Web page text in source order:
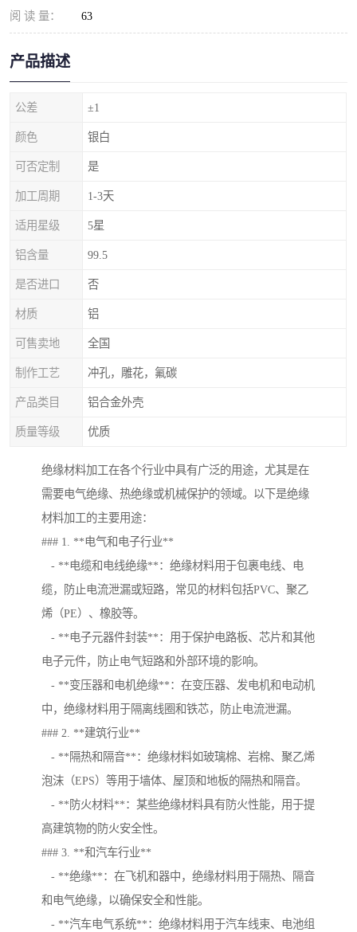
阅 读 量： 63
产品描述
公差 ±1
颜色 银白
可否定制 是
加工周期 1-3天
适用星级 5星
铝含量 99.5
是否进口 否
材质 铝
可售卖地 全国
制作工艺 冲孔，雕花，氟碳
产品类目 铝合金外壳
质量等级 优质
绝缘材料加工在各个行业中具有广泛的用途，尤其是在
需要电气绝缘、热绝缘或机械保护的领域。以下是绝缘
材料加工的主要用途：
### 1. **电气和电子行业**
- **电缆和电线绝缘**：绝缘材料用于包裹电线、电
缆，防止电流泄漏或短路，常见的材料包括PVC、聚乙
烯（PE）、橡胶等。
- **电子元器件封装**：用于保护电路板、芯片和其他
电子元件，防止电气短路和外部环境的影响。
- **变压器和电机绝缘**：在变压器、发电机和电动机
中，绝缘材料用于隔离线圈和铁芯，防止电流泄漏。
### 2. **建筑行业**
- **隔热和隔音**：绝缘材料如玻璃棉、岩棉、聚乙烯
泡沫（EPS）等用于墙体、屋顶和地板的隔热和隔音。
- **防火材料**：某些绝缘材料具有防火性能，用于提
高建筑物的防火安全性。
### 3. **和汽车行业**
- **绝缘**：在飞机和器中，绝缘材料用于隔热、隔音
和电气绝缘，以确保安全和性能。
- **汽车电气系统**：绝缘材料用于汽车线束、电池组